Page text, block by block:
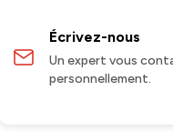
Écrivez-nous
Un expert vous
personnellement.